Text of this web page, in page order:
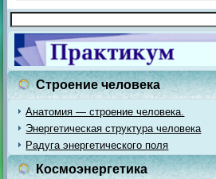
Строение человека
Анатомия — строение человека.
Энергетическая структура человека
Радуга энергетического поля
Космоэнергетика